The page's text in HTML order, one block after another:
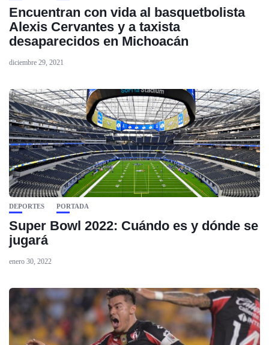
Encuentran con vida al basquetbolista
Alexis Cervantes y a taxista
desaparecidos en Michoacán
diciembre 29, 2021
DEPORTES PORTADA
Super Bowl 2022: Cuándo es y dónde se
jugará
enero 30, 2022